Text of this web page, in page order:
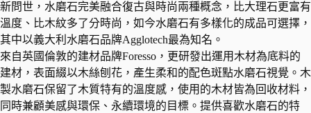
新問世，水磨石完美融合復古與時尚兩種概念，比大理石更富有
溫度、比木紋多了分時尚，如今水磨石有多樣化的成品可選擇，
其中以義大利水磨石品牌Agglotech最為知名。
來自英國倫敦的建材品牌Foresso，更研發出運用木材為底料的
建材，表面綴以木絲刨花，產生柔和的配色斑點水磨石視覺。木
製水磨石保留了木質特有的溫度感，使用的木材皆為回收材料，
同時兼顧美感與環保、永續環境的目標。提供喜歡水磨石的特